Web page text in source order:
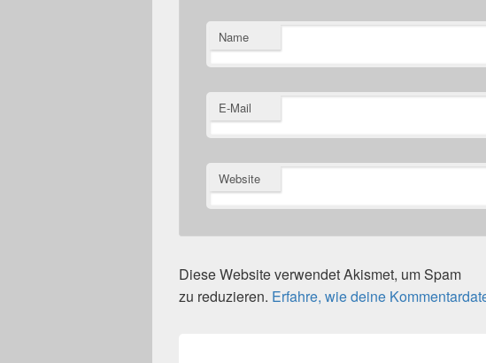
Name
E-Mail
Website
Diese Website verwendet Akismet, um Spam
zu reduzieren. Erfahre, wie deine